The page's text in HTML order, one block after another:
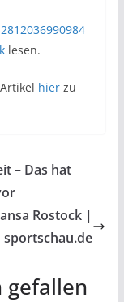
lesen.
hierzu
– Das hat
Rostock |
sportschau.de
gefallen